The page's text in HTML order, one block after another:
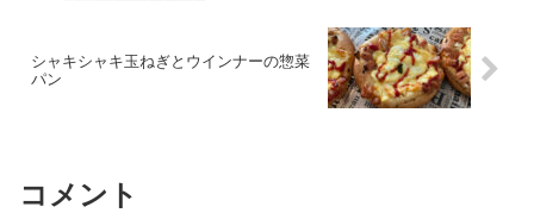
シャキシャキ玉ねぎとウインナーの惣菜
パン
コメント